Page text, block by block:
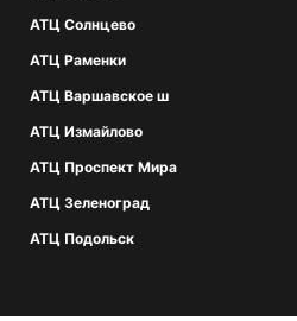
АТЦ Солнцево
АТЦ Раменки
АТЦ Варшавское ш
АТЦ Измайлово
АТЦ Проспект Мира
АТЦ Зеленоград
АТЦ Подольск